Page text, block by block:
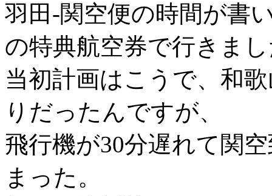
羽田-関空便の時間が書
の特典航空券で行きま
当初計画はこうで、和
りだったんですが、
飛行機が30分遅れて関
まった。